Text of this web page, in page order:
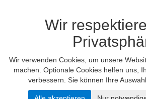
Wir
Wir verwenden Cookies, um unsere
machen. Optionale Cookies helfen uns,
verbessern. Sie können Ihre